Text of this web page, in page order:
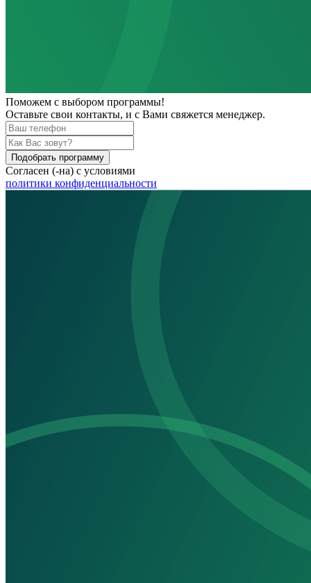
Поможем с выбором программы!
Оставьте свои контакты, и с Вами свяжется менеджер.
Подобрать программу
Согласен (-на) с условиями
политики конфиденциальности